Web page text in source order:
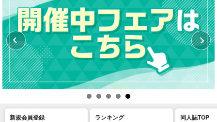
新規会員登録 ランキング 同人誌TOP